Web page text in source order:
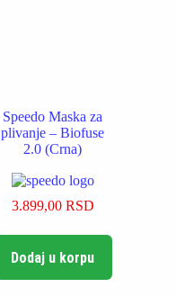
Speedo Maska za
plivanje – Biofuse
2.0 (Crna)
3.899,00 RSD
Dodaj u korpu